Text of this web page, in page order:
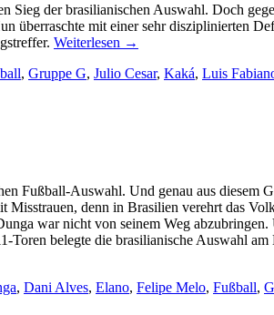
Sieg der brasilianischen Auswahl. Doch
mit einer sehr disziplinierten
Weiterlesen →
, Gruppe G, Julio Cesar, Kaká, Luis
Fußball-Auswahl. Und genau aus diesem
denn in Brasilien verehrt das
war nicht von seinem Weg
belegte die brasilianische Auswahl
, Dani Alves, Elano, Felipe Melo, Fußball,